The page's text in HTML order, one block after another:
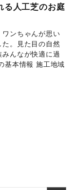
る人工芝のお庭
ンちゃんが思い
。見た目の自然
んなが快適に過
基本情報 施工地域